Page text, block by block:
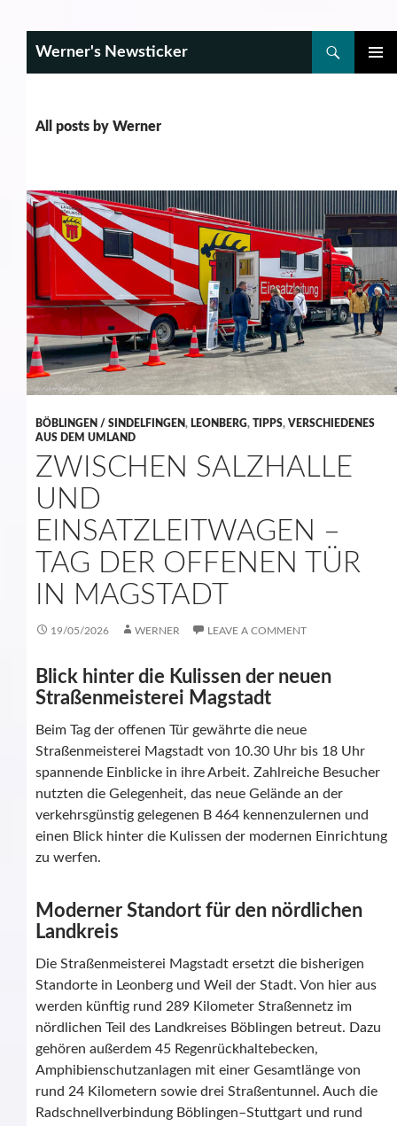
Werner's Newsticker
All posts by Werner
BÖBLINGEN / SINDELFINGEN, LEONBERG, TIPPS, VERSCHIEDENES
AUS DEM UMLAND
ZWISCHEN SALZHALLE
UND
EINSATZLEITWAGEN –
TAG DER OFFENEN TÜR
IN MAGSTADT
19/05/2026 WERNER LEAVE A COMMENT
Blick hinter die Kulissen der neuen
Straßenmeisterei Magstadt
Beim Tag der offenen Tür gewährte die neue
Straßenmeisterei Magstadt von 10.30 Uhr bis 18 Uhr
spannende Einblicke in ihre Arbeit. Zahlreiche Besucher
nutzten die Gelegenheit, das neue Gelände an der
verkehrsgünstig gelegenen B 464 kennenzulernen und
einen Blick hinter die Kulissen der modernen Einrichtung
zu werfen.
Moderner Standort für den nördlichen
Landkreis
Die Straßenmeisterei Magstadt ersetzt die bisherigen
Standorte in Leonberg und Weil der Stadt. Von hier aus
werden künftig rund 289 Kilometer Straßennetz im
nördlichen Teil des Landkreises Böblingen betreut. Dazu
gehören außerdem 45 Regenrückhaltebecken,
Amphibienschutzanlagen mit einer Gesamtlänge von
rund 24 Kilometern sowie drei Straßentunnel. Auch die
Radschnellverbindung Böblingen–Stuttgart und rund